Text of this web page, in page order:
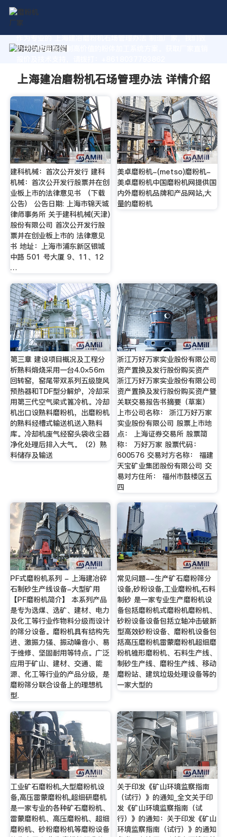
作为专业的 上海建冶磨粉机石场管理办法 制造厂家，我们致
力于为您量身定制高价值的粉体加工系统方案。获取厂家直销
上海建冶磨粉机石场管理办法 详情介绍
建科机械：首次公开发行 建科
机械：首次公开发行股票并在创
业板上市的法律意见书 （下载
公告） 公告日期: 上海市锦天城
律师事务所 关于建科机械(天津)
股份有限公司 首次公开发行股
票并在创业板上市的 法律意见
书 地址：上海市浦东新区银城
中路 501 号大厦 9、11、12
…
美卓磨粉机-(metso)磨粉机-
美卓磨粉机中国磨粉机网提供国
内外磨粉机品牌和产品网站,大
量的磨粉机
第三章 建设项目概况及工程分
析熟料煅烧采用一台4.0×56m
回转窑，窑尾带双系列五级旋风
预热器和TDF型分解炉，冷却采
用第三代空气梁式篦冷机。冷却
机出口设熟料磨粉机，出磨粉机
的熟料经槽式输送机送入熟料
库。冷却机废气经窑头袋收尘器
净化处理后排入大气。（2）熟
料储存及输送
浙江万好万家实业股份有限公司
资产置换及发行股份购买资产
浙江万好万家实业股份有限公司
资产置换及发行股份购买资产暨
关联交易报告书摘要（草案）
上市公司名称： 浙江万好万家
实业股份有限公司 股票上市地
点： 上海证券交易所 股票简
称： 万好万家 股票代码：
600576 交易对方名称： 福建
天宝矿业集团股份有限公司 交
易对方住所： 福州市鼓楼区五
四
PF式磨粉机系列 - 上海建冶碎
石制砂生产线设备-大型矿用
【PF磨粉机简介】 本系列产品
是专为选煤、选矿、建材、电力
及化工等行业作物料分级而设计
的筛分设备。磨粉机具有结构先
进、激振力强、振动噪音小、易
于维修、坚固耐用等特点。广泛
应用于矿山、建材、交通、能
源、化工等行业的产品分级，是
磨粉筛分联合设备上的理想机
型.
常见问题--生产矿石磨粉筛分
设备,砂粉设备,工业磨粉机,石料
制砂 是一家专业生产磨粉机设
备包括磨粉机式磨粉机磨粉机、
砂粉设备设备包括立轴冲击破新
型高效砂粉设备、磨粉机设备包
括高压磨粉机雷蒙磨粉机超细磨
粉机锥形磨粉机、石料生产线、
制砂生产线、磨粉生产线、移动
磨粉站、建筑垃圾处理设备等的
一家大型的
工业矿石磨粉机,大型磨粉机设
备,高压雷蒙磨粉机,超细研磨机
是一家专业的各种矿石磨粉机、
雷蒙磨粉机、高压磨粉机、超细
磨粉机、砂粉磨粉机等磨粉设备
关于印发《矿山环境监察指南
（试行）》的通知_全文关于印
发《矿山环境监察指南（试
行）》的通知：关于印发《矿山
环境监察指南（试行）》的通知